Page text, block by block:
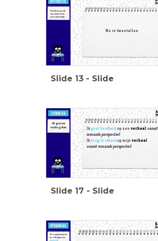
Schrijf een goede
zin samen met je
schoudermaatje.
Nu in tweetallen.
Slide 13 - Slide
Ikgeef feedbackop een verhaal vanuit
iemands perspectief.
Ikkrijg feedbackop mijn verhaal
vanuit iemands perspectief.
Dit gaan we
vandaag doen.
Slide 17 - Slide
Hoe ging het geven
en ontvangen van
feedback?